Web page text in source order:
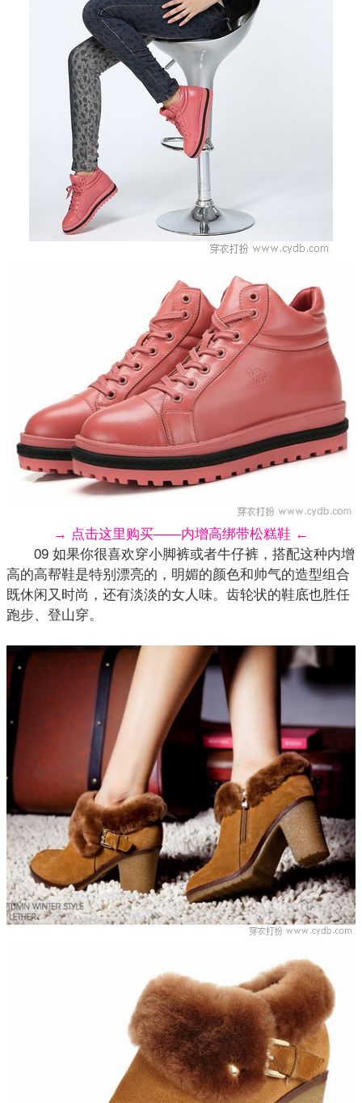
→ 点击这里购买——内增高绑带松糕鞋 ←
09 如果你很喜欢穿小脚裤或者牛仔裤，搭配这种内增
高的高帮鞋是特别漂亮的，明媚的颜色和帅气的造型组合
既休闲又时尚，还有淡淡的女人味。齿轮状的鞋底也胜任
跑步、登山穿。